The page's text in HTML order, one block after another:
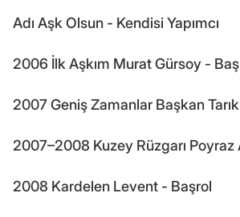
Adı Aşk Olsun - Kendisi Yapımcı
2006 İlk Aşkım Murat Gürsoy -
2007 Geniş Zamanlar Başkan
2007–2008 Kuzey Rüzgarı
2008 Kardelen Levent - Başrol